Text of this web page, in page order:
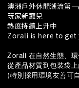
澳洲戶外休閒潮流第
玩家新寵兒
熱度持續上升中
Zorali is here to get
Zorali 在自然生態、
從產品材質到包裝袋
(特別採用環境友善可